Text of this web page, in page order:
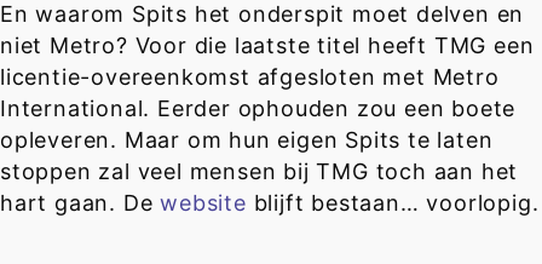
En waarom Spits het onderspit moet delven en
niet Metro? Voor die laatste titel heeft TMG een
licentie-overeenkomst afgesloten met Metro
International. Eerder ophouden zou een boete
opleveren. Maar om hun eigen Spits te laten
stoppen zal veel mensen bij TMG toch aan het
hart gaan. Dewebsite blijft bestaan… voorlopig.